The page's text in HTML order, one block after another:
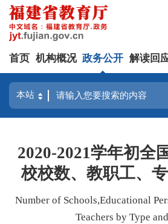
首页 机构概况 政务公开 解读回
2020-2021学年初全
校校数、教职工、
Number of Schools,Educational
Teachers by Type